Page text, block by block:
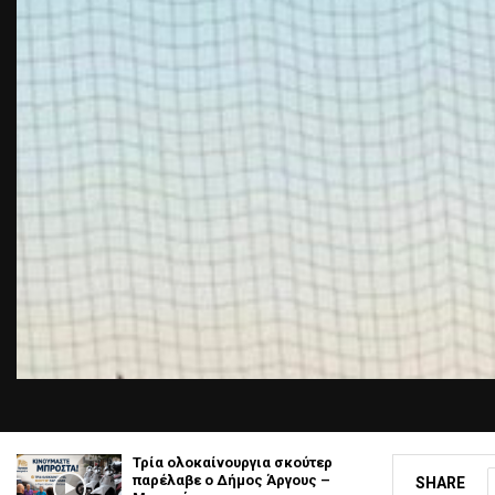
SHARE
Τρία ολοκαίνουργια σκούτερ
παρέλαβε o Δήμος Άργους –